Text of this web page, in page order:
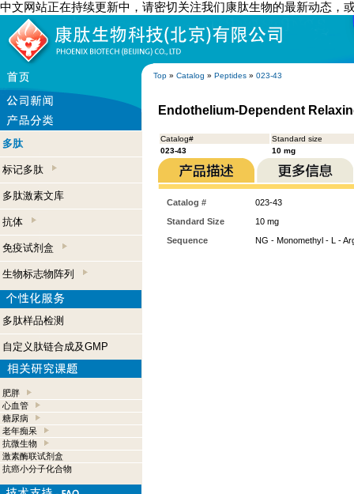
中文网站正在持续更新中，请密切关注我们康肽生物的最新动态，
Top » Catalog » Peptides » 023-43
多肽
标记多肽
多肽激素文库
抗体
免疫试剂盒
生物标志物阵列
多肽样品检测
自定义肽链合成及GMP
肥胖
心血管
糖尿病
老年痴呆
抗微生物
激素酶联试剂盒
抗癌小分子化合物
Endothelium-Dependent
Catalog#
Standard size
023-43
10 mg
Catalog #
023-43
Standard Size
10 mg
Sequence
NG - Monomethyl - L -